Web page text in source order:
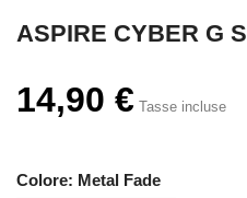
ASPIRE CYBER G
14,90 € Tasse incluse
Colore: Metal Fade